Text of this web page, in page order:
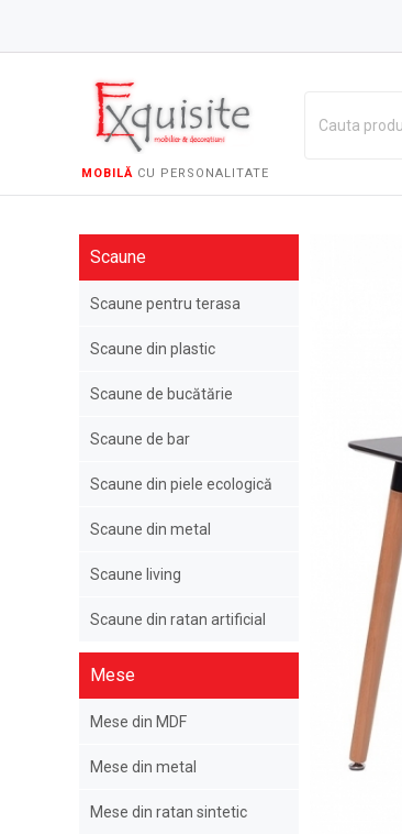
MOBILĂ CU PERSONALITATE
Scaune
Scaune pentru terasa
Scaune din plastic
Scaune de bucătărie
Scaune de bar
Scaune din piele ecologică
Scaune din metal
Scaune living
Scaune din ratan artificial
Mese
Mese din MDF
Mese din metal
Mese din ratan sintetic